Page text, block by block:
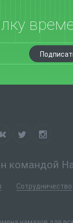
командой
Сотрудничество